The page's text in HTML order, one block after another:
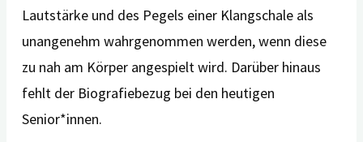
Lautstärke und des Pegels einer Klangschale als
unangenehm wahrgenommen werden, wenn diese
zu nah am Körper angespielt wird. Darüber hinaus
fehlt der Biografiebezug bei den heutigen
Senior*innen.